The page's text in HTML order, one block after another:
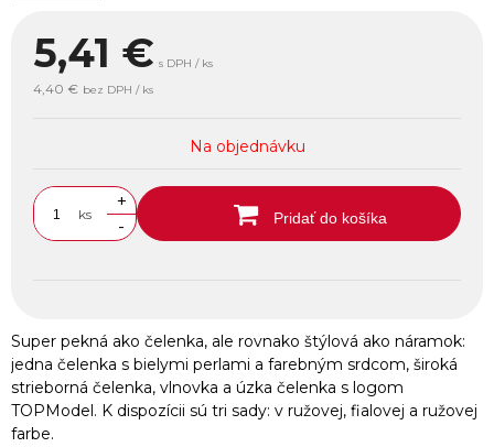
5,41 € s DPH / ks
4,40 € bez DPH / ks
Na objednávku
ks
+
-
Pridať do košíka
Super pekná ako čelenka, ale rovnako štýlová ako náramok:
jedna čelenka s bielymi perlami a farebným srdcom, široká
strieborná čelenka, vlnovka a úzka čelenka s logom
TOPModel. K dispozícii sú tri sady: v ružovej, fialovej a ružovej
farbe.